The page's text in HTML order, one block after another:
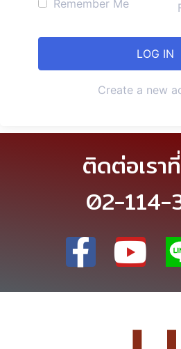
Remember Me
Create a new
ติดต่อเรา
02-114-